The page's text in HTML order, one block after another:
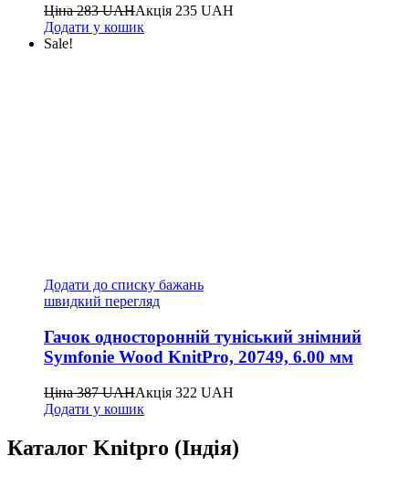
Ціна283UAHАкція 235 UAH
Додати у кошик
Sale!
Додати до списку бажань
швидкий перегляд
Гачок односторонній туніський знімний
Symfonie Wood KnitPro, 20749, 6.00 мм
Ціна387UAHАкція 322 UAH
Додати у кошик
Каталог Knitpro (Індія)